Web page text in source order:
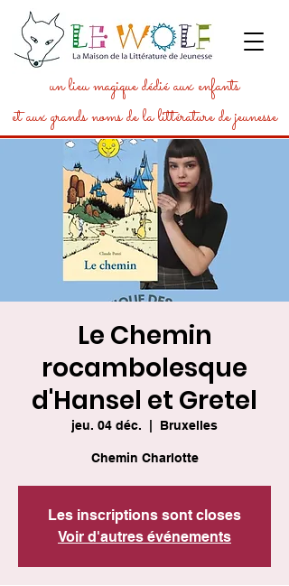
un lieu magique dédié aux enfants
et aux grands noms de la littérature de jeunesse
Le Chemin
rocambolesque
d'Hansel et Gretel
jeu. 04 déc. Bruxelles
Chemin Charlotte
Les inscriptions sont closes
Voir d'autres événements